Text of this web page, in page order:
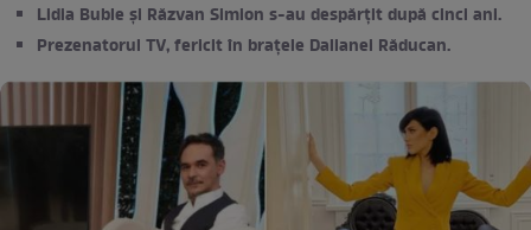
Lidia Buble și Răzvan Simion s-au despărțit după cinci ani.
Prezenatorul TV, fericit în brațele Dalianei Răducan.